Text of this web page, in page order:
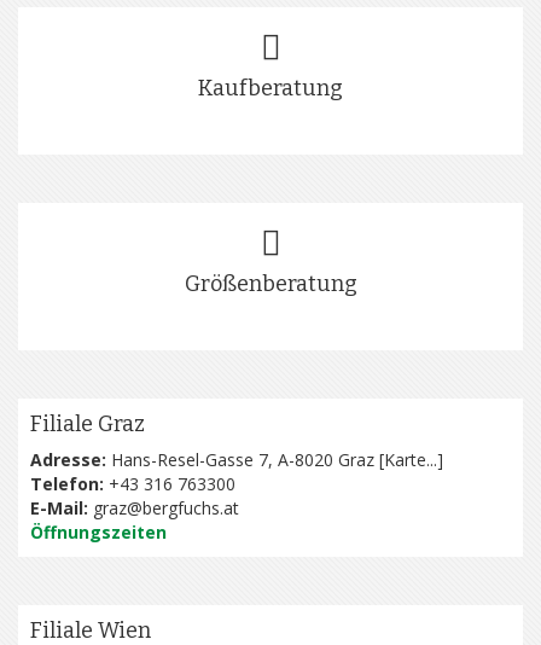
Kaufberatung
Größenberatung
Filiale Graz
Adresse: Hans-Resel-Gasse 7, A-8020 Graz [Karte...]
Telefon: +43 316 763300
E-Mail: graz@bergfuchs.at
Öffnungszeiten
Filiale Wien